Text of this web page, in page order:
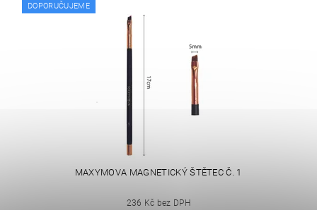
DOPORUČUJEME
MAXYMOVA MAGNETICKÝ ŠTĚTEC Č. 1
236 Kč bez DPH